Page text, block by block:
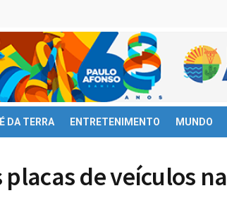
É DA TERRA ENTRETENIMENTO MUNDO
de veículos na